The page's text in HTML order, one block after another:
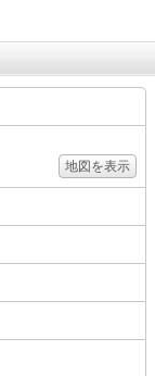
地図を表示